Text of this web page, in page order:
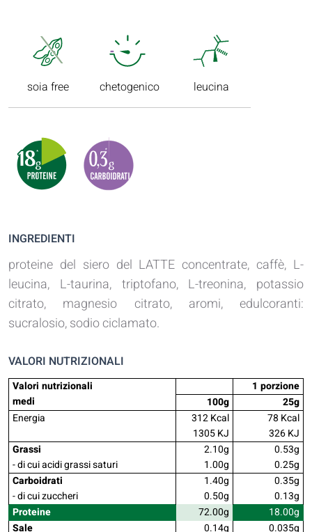
soia free chetogenico leucina
INGREDIENTI
proteine del siero del LATTE concentrate, caffè, L-
leucina, L-taurina, triptofano, L-treonina, potassio
citrato, magnesio citrato, aromi, edulcoranti:
sucralosio, sodio ciclamato.
VALORI NUTRIZIONALI
Valori nutrizionali
1 porzione
medi
100g
25g
Energia
312 Kcal
78 Kcal
1305 KJ
326 KJ
Grassi
2.10g
0.53g
- di cui acidi grassi saturi
1.00g
0.25g
Carboidrati
1.40g
0.35g
- di cui zuccheri
0.50g
0.13g
Proteine
72.00g
18.00g
Sale
0.14g
0.035g